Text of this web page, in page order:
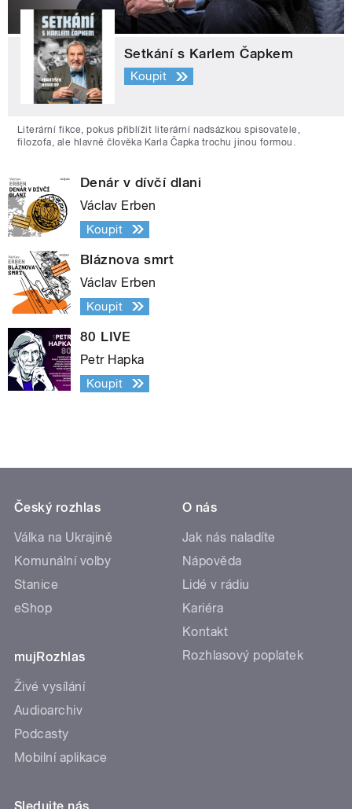
Setkání s Karlem Čapkem
Koupit
Literární fikce, pokus přiblížit literární nadsázkou spisovatele,
filozofa, ale hlavně člověka Karla Čapka trochu jinou formou.
Denár v dívčí dlani
Václav Erben
Koupit
Bláznova smrt
Václav Erben
Koupit
80 LIVE
Petr Hapka
Koupit
Český rozhlas
Válka na Ukrajině
Komunální volby
Stanice
eShop
mujRozhlas
Živé vysílání
Audioarchiv
Podcasty
Mobilní aplikace
O nás
Jak nás naladíte
Nápověda
Lidé v rádiu
Kariéra
Kontakt
Rozhlasový poplatek